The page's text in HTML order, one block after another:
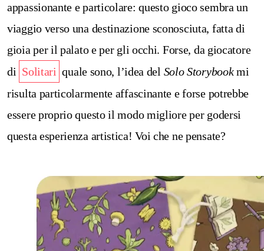
appassionante e particolare: questo gioco sembra un
viaggio verso una destinazione sconosciuta, fatta di
gioia per il palato e per gli occhi. Forse, da giocatore
di Solitari quale sono, l’idea del Solo Storybookmi
risulta particolarmente affascinante e forse potrebbe
essere proprio questo il modo migliore per godersi
questa esperienza artistica! Voi che ne pensate?